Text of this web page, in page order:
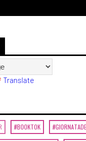
Translate
#BOOKTOK